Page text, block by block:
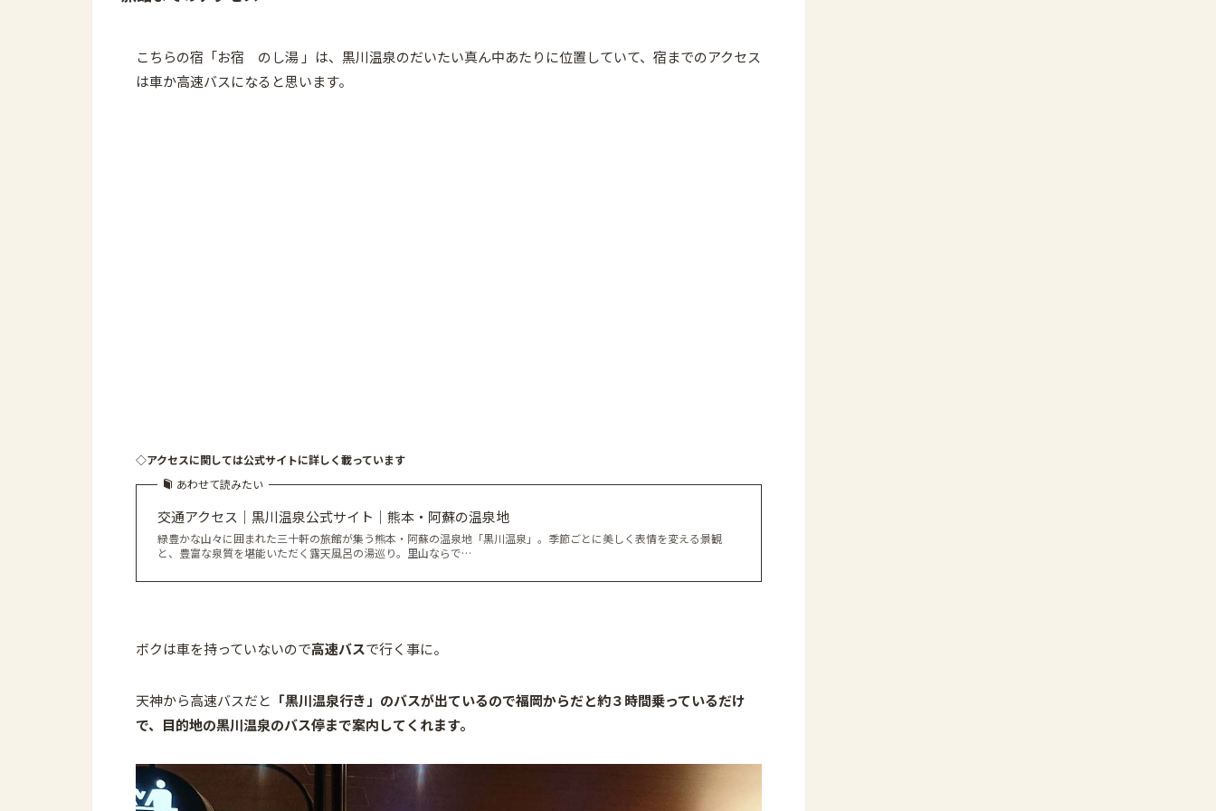
こちらの宿「お宿 のし湯 」は、黒川温泉のだいたい真ん中あたりに位置していて、宿までのアクセス
は車か高速バスになると思います。
◇アクセスに関しては公式サイトに詳しく載っています
あわせて読みたい
交通アクセス｜黒川温泉公式サイト｜熊本・阿蘇の温泉地
緑豊かな山々に囲まれた三十軒の旅館が集う熊本・阿蘇の温泉地「黒川温泉」。季節ごとに美しく表情を変える景観
と、豊富な泉質を堪能いただく露天風呂の湯巡り。里山ならで…
ボクは車を持っていないので高速バスで行く事に。
天神から高速バスだと 「黒川温泉行き」のバスが出ているので福岡からだと約３時間乗っているだけ
で、目的地の黒川温泉のバス停まで案内してくれます。